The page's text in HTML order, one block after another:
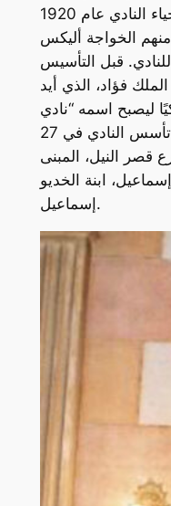
مصر. بدأت محاولات جدية لإحياء النادي عام 1920
الخواجة أليكس
قبل التأسيس
فؤاد، الذي أيد
ليصبح اسمه “نادي
السيارات الملكي المصري”. تأسس النادي في 27
بشارع قصر النيل، المبنى
ابنة الخديو
إسماعيل.